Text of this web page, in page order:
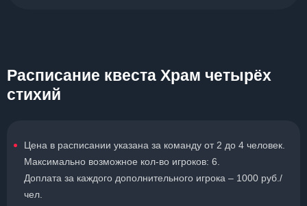
Расписание квеста Храм четырёх
стихий
Цена в расписании указана за команду от 2 до 4 человек.
Максимально возможное кол-во игроков: 6.
Доплата за каждого дополнительного игрока – 1000 руб./
чел.